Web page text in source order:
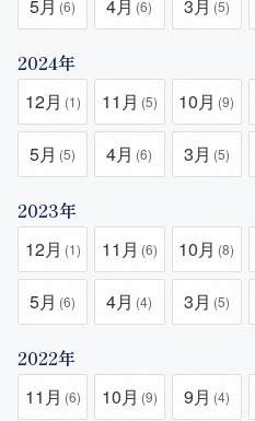
5月 (6) 4月 (6) 3月 (5)
2024年
12月 (1) 11月 (5) 10月 (9)
5月 (5) 4月 (6) 3月 (5)
2023年
12月 (1) 11月 (6) 10月 (8)
5月 (6) 4月 (4) 3月 (5)
2022年
11月 (6) 10月 (9) 9月 (4)